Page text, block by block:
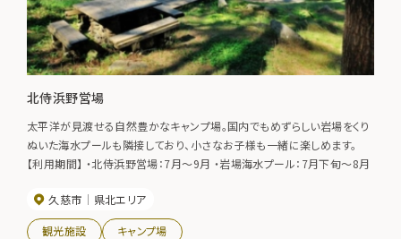
北侍浜野営場
太平洋が見渡せる自然豊かなキャンプ場。国内でもめずらしい岩場をくり
ぬいた海水プールも隣接しており、小さなお子様も一緒に楽しめます。
【利用期間】 ・北侍浜野営場：7月～9月 ・岩場海水プール：7月下旬～8月
久慈市 県北エリア
観光施設 キャンプ場